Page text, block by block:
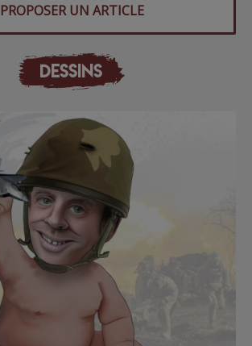
PROPOSER UN ARTICLE
DESSINS